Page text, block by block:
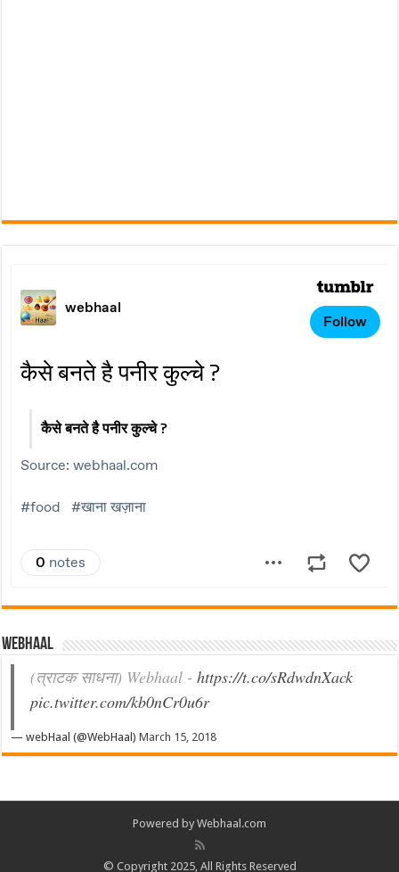
Webhaal
(त्राटक साधना) Webhaal -https://t.co/sRdwdnXack
pic.twitter.com/kb0nCr0u6r
— webHaal (@WebHaal)March 15, 2018
Powered by Webhaal.com
© Copyright 2025, All Rights Reserved